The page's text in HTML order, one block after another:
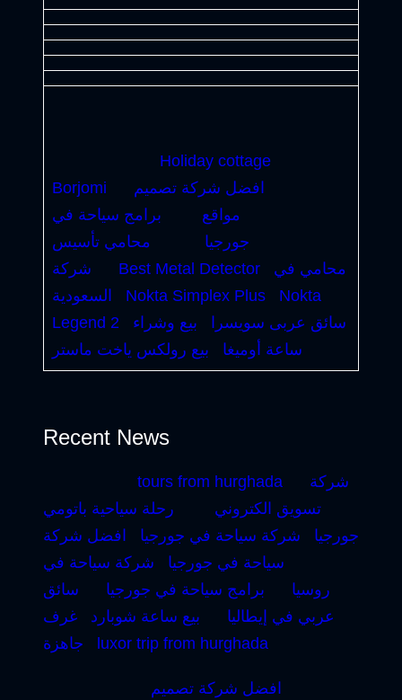
Holiday cottage
Borjomi
افضل شركة تصميم
مواقع
برامج سياحة في
جورجيا
محامي تأسيس
شركة
Best Metal Detector
محامي في
السعودية
Nokta Simplex Plus
Nokta
Legend 2
سائق عربى سويسرا
بيع وشراء
ساعة أوميغا
بيع رولكس ياخت ماستر
Recent News
tours from hurghada
شركة
تسويق الكتروني
رحلة سياحية باتومي
جورجيا
شركة سياحة في جورجيا
افضل شركة
سياحة في جورجيا
شركة سياحة في
روسيا
برامج سياحة في جورجيا
سائق
عربي في إيطاليا
بيع ساعة شوبارد
غرف
جاهزة
luxor trip from hurghada
افضل شركة تصميم